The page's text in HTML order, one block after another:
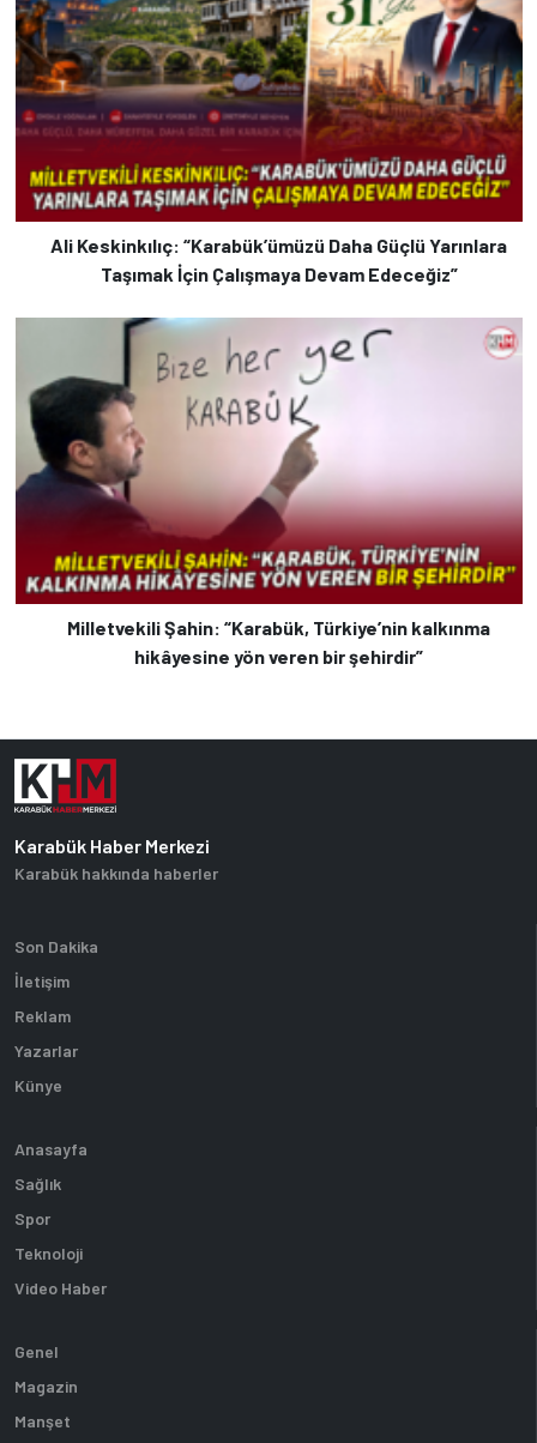
Ali Keskinkılıç: “Karabük’ümüzü Daha Güçlü Yarınlara
Taşımak İçin Çalışmaya Devam Edeceğiz”
Milletvekili Şahin: “Karabük, Türkiye’nin kalkınma
hikâyesine yön veren bir şehirdir”
Karabük Haber Merkezi
Karabük hakkında haberler
Son Dakika
İletişim
Reklam
Yazarlar
Künye
Anasayfa
Sağlık
Spor
Teknoloji
Video Haber
Genel
Magazin
Manşet